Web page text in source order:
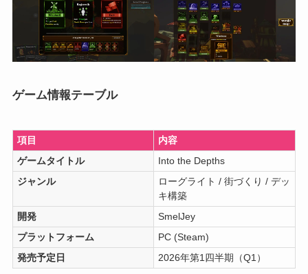
ゲーム情報テーブル
項目
内容
ゲームタイトル
Into the Depths
ジャンル
ローグライト / 街づくり / デッ
キ構築
開発
SmelJey
プラットフォーム
PC (Steam)
発売予定日
2026年第1四半期（Q1）